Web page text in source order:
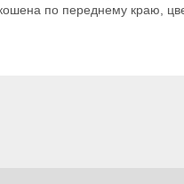
по переднему краю,